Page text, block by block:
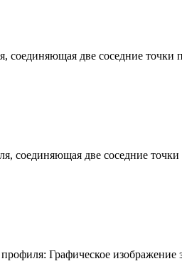
соединяющая две соседние точки
соединяющая две соседние
Графическое